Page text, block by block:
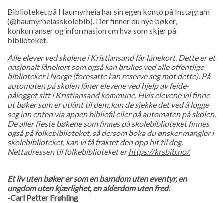
Biblioteket på Haumyrheia har sin egen konto på Instagram
(@haumyrheiasskolebib). Der finner du nye bøker,
konkurranser og informasjon om hva som skjer på
biblioteket.
Alle elever ved skolene i Kristiansand får lånekort. Dette er et
nasjonalt lånekort som også kan brukes ved alle offentlige
biblioteker i Norge (foresatte kan reserve seg mot dette). På
automaten på skolen låner elevene ved hjelp av feide-
pålogget sitt i Kristiansand kommune. Hvis elevene vil finne
ut bøker som er utlånt til dem, kan de sjekke det ved å logge
seg inn enten via appen bibliofil eller på automaten på skolen.
De aller fleste bøkene som finnes på skolebiblioteket finnes
også på folkebiblioteket, så dersom boka du ønsker mangler i
skolebiblioteket, kan vi få fraktet den opp hit til deg.
Nettadressen til folkebiblioteket erhttps://krsbib.no/.
Et liv uten bøker er som en barndom uten eventyr, en
ungdom uten kjærlighet, en alderdom uten fred.
-Carl Petter Frøhling